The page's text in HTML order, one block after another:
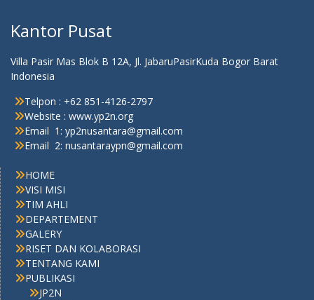
Kantor Pusat
Villa Pasir Mas Blok B 12A, Jl. JabaruPasirKuda Bogor Barat
Indonesia
Telpon : +62 851-4126-2797
Website : www.yp2n.org
Email 1: yp2nusantara@gmail.com
Email 2: nusantaraypn@gmail.com
HOME
VISI MISI
TIM AHLI
DEPARTEMENT
GALERY
RISET DAN KOLABORASI
TENTANG KAMI
PUBLIKASI
JP2N